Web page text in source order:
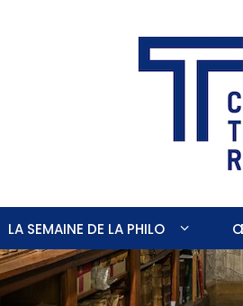
LA SEMAINE DE LA PHILO